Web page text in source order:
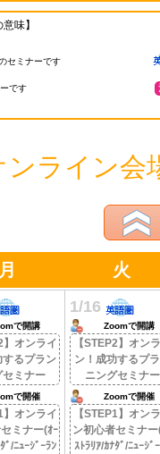
味】
セミナーです
です
ンライン会
月 火
で開講
】オンライ
するプラン
セミナー
で開催
】オンライ
ミナー(ｵｰ
ﾞ/ﾆｭｰｼﾞｰﾗﾝ
1/16
Zoomで開講
【STEP2】オン
ン！成功するプ
ニングセミナー
Zoomで開催
【STEP1】オン
ン初心者セミナー
ｽﾄﾗﾘｱ/ｶﾅﾀﾞ/ﾆｭｰｼﾞ